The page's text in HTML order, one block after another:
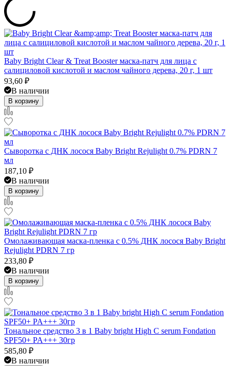
Baby Bright Clear & Treat Booster маска-патч для лица с
салициловой кислотой и маслом чайного дерева, 20 г, 1 шт
93,60 ₽
В наличии
В корзину
Сыворотка с ДНК лосося Baby Bright Rejulight 0.7% PDRN 7
мл
187,10 ₽
В наличии
В корзину
Омолаживающая маска-пленка с 0.5% ДНК лосося Baby Bright
Rejulight PDRN 7 гр
233,80 ₽
В наличии
В корзину
Тональное средство 3 в 1 Baby bright High C serum Fondation
SPF50+ PA+++ 30гр
585,80 ₽
В наличии